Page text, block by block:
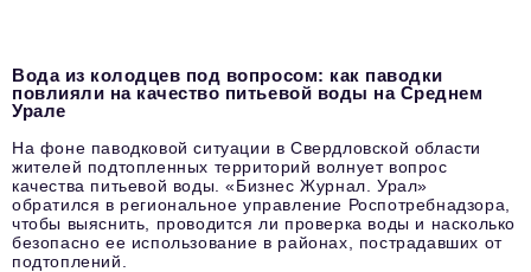
Вода из колодцев под вопросом: как паводки
повлияли на качество питьевой воды на Среднем
Урале
На фоне паводковой ситуации в Свердловской области
жителей подтопленных территорий волнует вопрос
качества питьевой воды. «Бизнес Журнал. Урал»
обратился в региональное управление Роспотребнадзора,
чтобы выяснить, проводится ли проверка воды и насколько
безопасно ее использование в районах, пострадавших от
подтоплений.